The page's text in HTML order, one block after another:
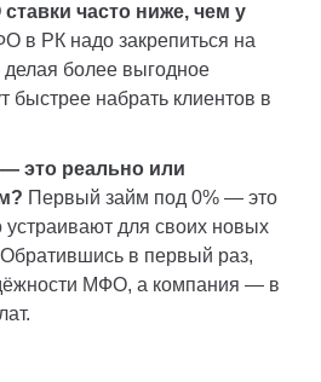
часто ниже, чем у
в РК надо закрепиться на
более выгодное
быстрее набрать клиентов в
это реально или
Первый займ под 0% — это
для своих новых
в первый раз,
МФО, а компания — в